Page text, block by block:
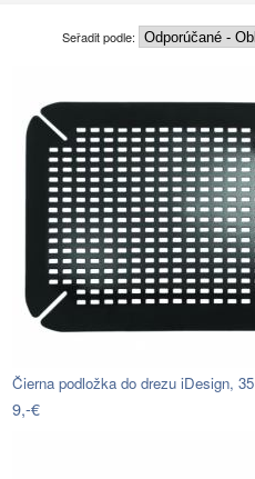
Seřadit podle:
Čierna podložka do drezu iDesign,
9,-€